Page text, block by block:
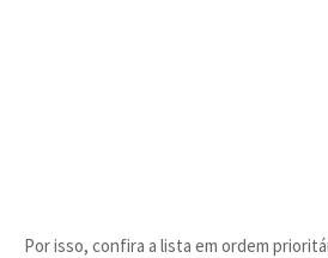
Por isso, confira a lista em ordem